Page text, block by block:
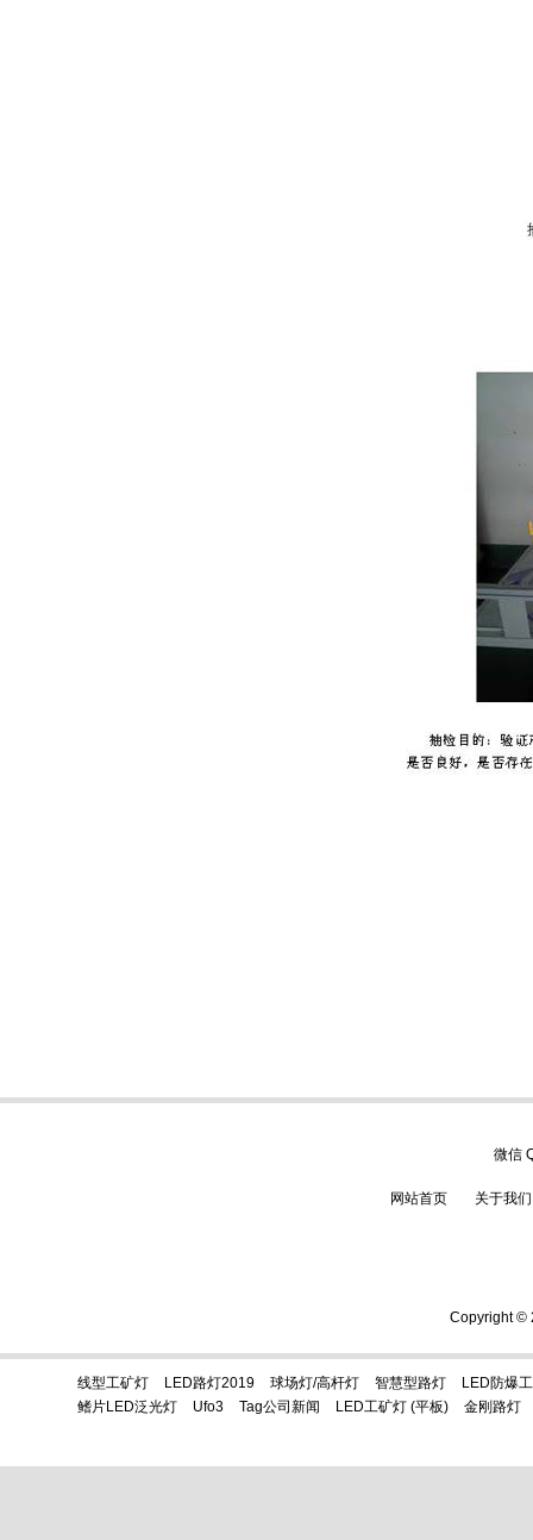
微信
网站首页 关于我们
Copyright ©
线型工矿灯 LED路灯2019 球场灯/高杆灯 智慧型路灯
LED防爆
鳍片LED泛光灯
Ufo3 Tag公司新闻 LED工矿灯 (平板) 金刚路灯